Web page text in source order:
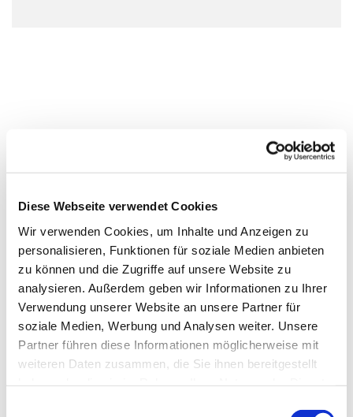
Diese Webseite verwendet Cookies
Wir verwenden Cookies, um Inhalte und Anzeigen zu
personalisieren, Funktionen für soziale Medien anbieten
zu können und die Zugriffe auf unsere Website zu
analysieren. Außerdem geben wir Informationen zu Ihrer
Verwendung unserer Website an unsere Partner für
soziale Medien, Werbung und Analysen weiter. Unsere
Partner führen diese Informationen möglicherweise mit
weiteren Daten zusammen, die Sie ihnen bereitgestellt
Dies könnte Sie auch